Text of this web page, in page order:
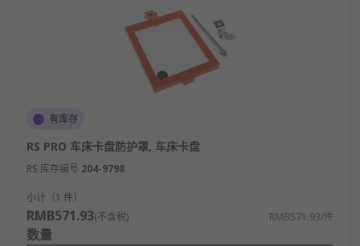
有库存
RS PRO 车床卡盘防护罩, 车床卡盘
RS 库存编号 204-9798
小计（1 件）
RMB571.93(不含税) RMB571.93/件
数量